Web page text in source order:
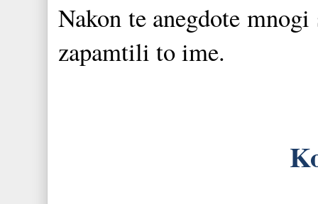
Nakon te anegdote
zapamtili to ime.